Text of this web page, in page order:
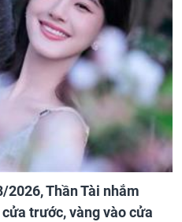
2026, Thần Tài nhắm
trước, vàng vào cửa